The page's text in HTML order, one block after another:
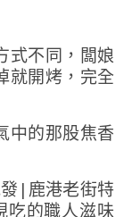
式不同，闆娘
就開烤，完全
中的那股焦香